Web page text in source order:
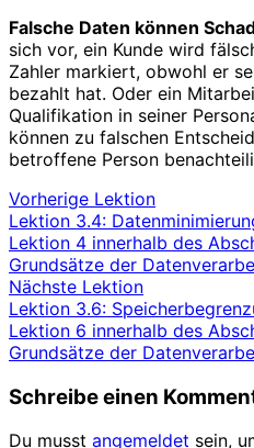
Falsche Daten können
sich vor, ein Kunde wird
Zahler markiert, obwohl er
bezahlt hat. Oder ein
Qualifikation in seiner
können zu falschen
betroffene Person
Vorherige Lektion
Lektion 3.4:
Lektion 4 innerhalb des
Grundsätze der
Nächste Lektion
Lektion 3.6:
Lektion 6 innerhalb des
Grundsätze der
Schreibe einen
Du musst angemeldet sein,